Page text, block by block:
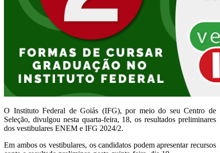
O Instituto Federal de Goiás (IFG), por meio do seu Centro de
Seleção, divulgou nesta quarta-feira, 18, os resultados preliminares
dos vestibulares ENEM e IFG 2024/2.
Em ambos os vestibulares, os candidatos podem apresentar recursos